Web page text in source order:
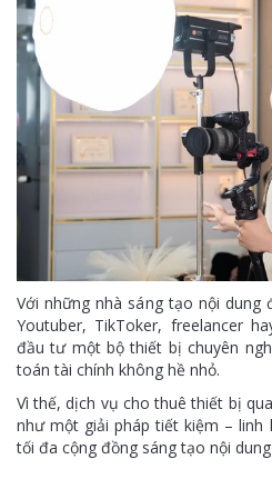
Với những nhà sáng tạo nội dung
Youtuber, TikToker, freelancer
đầu tư một bộ thiết bị chuyên
toán tài chính không hề nhỏ.
Vì thế, dịch vụ cho thuê thiết bị
như một giải pháp tiết kiệm –
tối đa cộng đồng sáng tạo nội